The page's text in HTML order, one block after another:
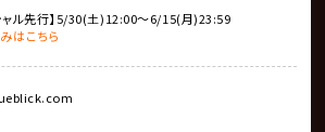
ャル先行】5/30(土)12:00～6/15(月)23:59
はこちら